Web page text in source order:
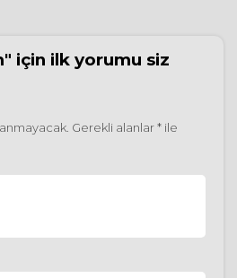
için ilk yorumu siz
Gerekli alanlar* ile